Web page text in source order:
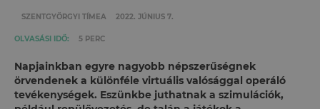
SZENTGYÖRGYI TÍMEA 2022. JÚNIUS 7.
OLVASÁSI IDŐ: 5 PERC
Napjainkban egyre nagyobb népszerűségnek
örvendenek a különféle virtuális valósággal operáló
tevékenységek. Eszünkbe juthatnak a szimulációk,